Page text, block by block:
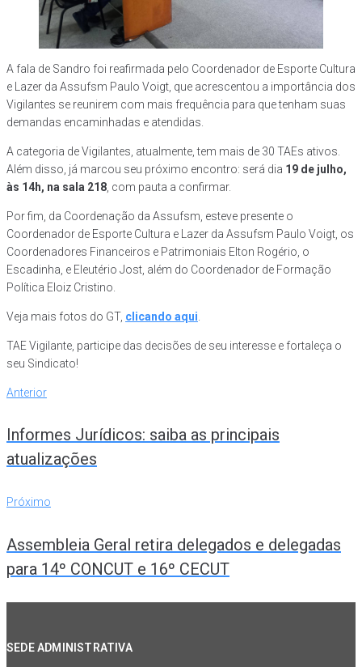
A fala de Sandro foi reafirmada pelo Coordenador de Esporte Cultura
e Lazer da Assufsm Paulo Voigt, que acrescentou a importância dos
Vigilantes se reunirem com mais frequência para que tenham suas
demandas encaminhadas e atendidas.
A categoria de Vigilantes, atualmente, tem mais de 30 TAEs ativos.
Além disso, já marcou seu próximo encontro: será dia 19 de julho,
às 14h, na sala 218 , com pauta a confirmar.
Por fim, da Coordenação da Assufsm, esteve presente o
Coordenador de Esporte Cultura e Lazer da Assufsm Paulo Voigt, os
Coordenadores Financeiros e Patrimoniais Elton Rogério, o
Escadinha, e Eleutério Jost, além do Coordenador de Formação
Política Eloiz Cristino.
Veja mais fotos do GT, clicando aqui
TAE Vigilante, participe das decisões de seu interesse e fortaleça o
seu Sindicato!
Navegação
de
Post
Anterior
Anterior
Informes Jurídicos: saiba as principais
atualizações
Próximo
Próximo
Assembleia Geral retira delegados e delegadas
para 14º CONCUT e 16º CECUT
SEDE ADMINISTRATIVA